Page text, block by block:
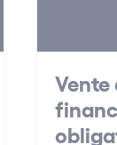
Vente